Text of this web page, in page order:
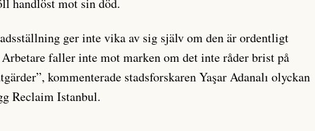
handlöst mot sin död.
ger inte vika av sig själv om den är ordentligt
faller inte mot marken om det inte råder brist på
kommenterade stadsforskaren Yaşar Adanalı olyckan
Reclaim Istanbul.